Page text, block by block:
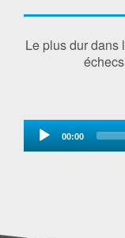
Le plus dur dans
Audio
Player 00:00